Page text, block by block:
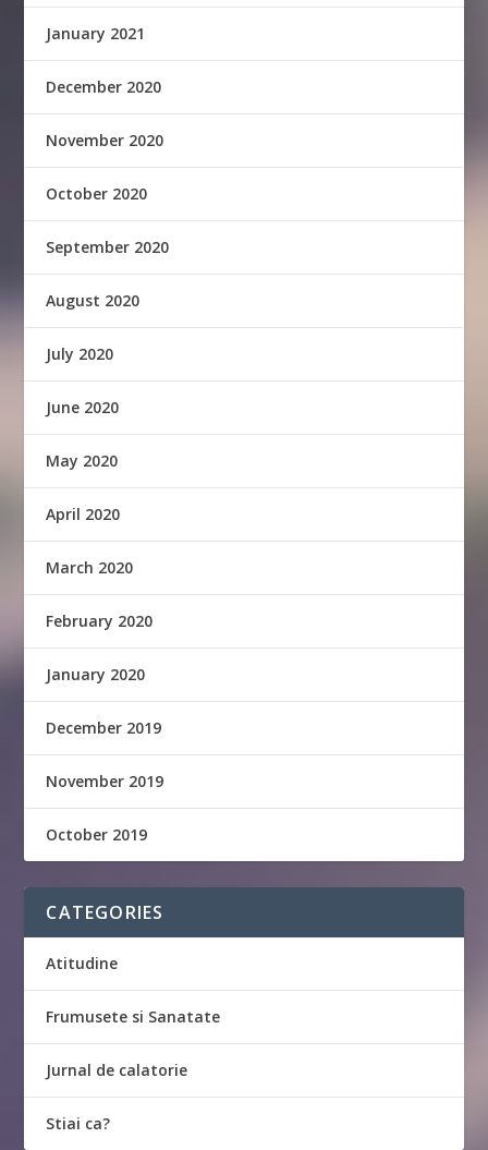
January 2021
December 2020
November 2020
October 2020
September 2020
August 2020
July 2020
June 2020
May 2020
April 2020
March 2020
February 2020
January 2020
December 2019
November 2019
October 2019
CATEGORIES
Atitudine
Frumusete si Sanatate
Jurnal de calatorie
Stiai ca?